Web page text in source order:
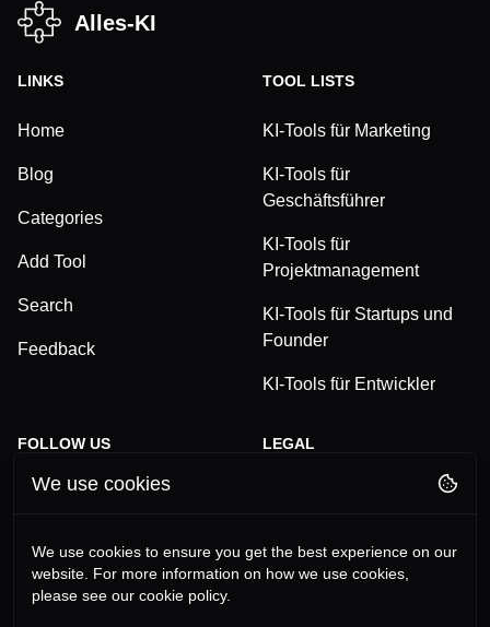
Alles-KI
LINKS
Home
Blog
Categories
Add Tool
Search
Feedback
TOOL LISTS
KI-Tools für Marketing
KI-Tools für
Geschäftsführer
KI-Tools für
Projektmanagement
KI-Tools für Startups und
Founder
KI-Tools für Entwickler
FOLLOW US
TikTok
YouTube
LEGAL
Imprint
We use cookies
We use cookies to ensure you get the best experience on our
website. For more information on how we use cookies,
please see our cookie policy.